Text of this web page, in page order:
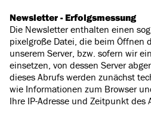
Newsletter - Erfolgsmessung
Die Newsletter enthalten einen
pixelgroße Datei, die beim Öffnen
unserem Server, bzw. sofern wir
einsetzen, von dessen Server
dieses Abrufs werden zunächst
wie Informationen zum Browser
Ihre IP-Adresse und Zeitpunkt des